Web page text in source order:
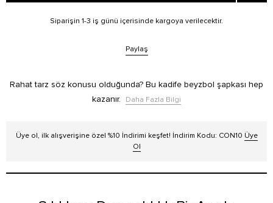
Siparişin 1-3 iş günü içerisinde kargoya verilecektir.
Paylaş
Rahat tarz söz konusu olduğunda? Bu kadife beyzbol şapkası hep
kazanır.
Daha Fazla Bilgi
Üye ol, ilk alışverişine özel %10 İndirimi keşfet! İndirim Kodu: CON10 Üye
Ol